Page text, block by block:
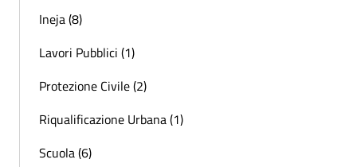
Ineja (8)
Lavori Pubblici (1)
Protezione Civile (2)
Riqualificazione Urbana (1)
Scuola (6)